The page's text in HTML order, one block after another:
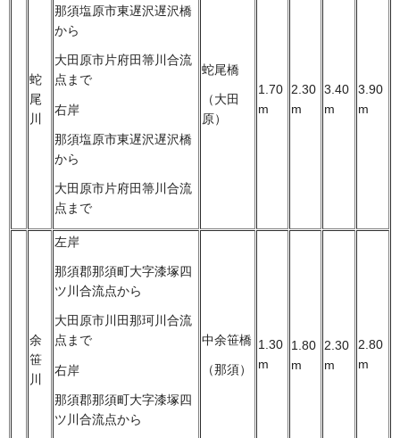
蛇
尾
川
那須塩原市東遅沢遅沢橋
から
大田原市片府田箒川合流
点まで
右岸
那須塩原市東遅沢遅沢橋
から
大田原市片府田箒川合流
点まで
蛇尾橋
（大田
原）
1.70
m
2.30
m
3.40
m
3.90
m
余
笹
川
左岸
那須郡那須町大字漆塚四
ツ川合流点から
大田原市川田那珂川合流
点まで
右岸
那須郡那須町大字漆塚四
ツ川合流点から
中余笹橋
（那須）
1.30
m
1.80
m
2.30
m
2.80
m